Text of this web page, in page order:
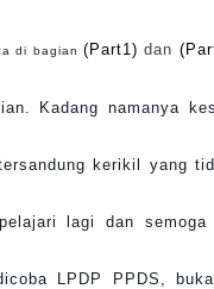
di bagian(Part1) dan
Kadang namanya
kerikil yang
lagi dan semoga
LPDP PPDS,